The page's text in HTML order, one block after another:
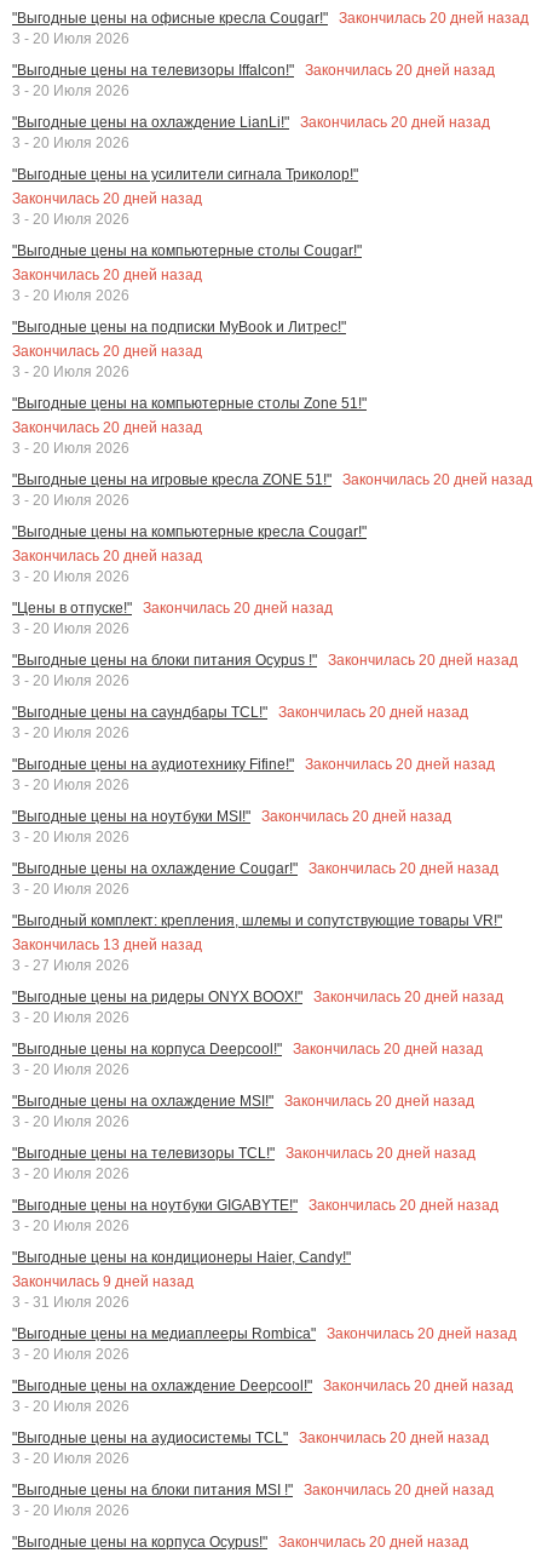
"Выгодные цены на офисные кресла Cougar!" Закончилась 20 дней назад
3 - 20 Июля 2026
"Выгодные цены на телевизоры Iffalcon!"
Закончилась 20 дней назад
3 - 20 Июля 2026
"Выгодные цены на охлаждение LianLi!"
Закончилась 20 дней назад
3 - 20 Июля 2026
"Выгодные цены на усилители сигнала Триколор!"
Закончилась 20 дней назад
3 - 20 Июля 2026
"Выгодные цены на компьютерные столы Cougar!"
Закончилась 20 дней назад
3 - 20 Июля 2026
"Выгодные цены на подписки MyBook и Литрес!"
Закончилась 20 дней назад
3 - 20 Июля 2026
"Выгодные цены на компьютерные столы Zone 51!"
Закончилась 20 дней назад
3 - 20 Июля 2026
"Выгодные цены на игровые кресла ZONE 51!"
Закончилась 20 дней назад
3 - 20 Июля 2026
"Выгодные цены на компьютерные кресла Cougar!"
Закончилась 20 дней назад
3 - 20 Июля 2026
"Цены в отпуске!"
Закончилась 20 дней назад
3 - 20 Июля 2026
"Выгодные цены на блоки питания Ocypus !"
Закончилась 20 дней назад
3 - 20 Июля 2026
"Выгодные цены на саундбары TCL!"
Закончилась 20 дней назад
3 - 20 Июля 2026
"Выгодные цены на аудиотехнику Fifine!"
Закончилась 20 дней назад
3 - 20 Июля 2026
"Выгодные цены на ноутбуки MSI!"
Закончилась 20 дней назад
3 - 20 Июля 2026
"Выгодные цены на охлаждение Cougar!"
Закончилась 20 дней назад
3 - 20 Июля 2026
"Выгодный комплект: крепления, шлемы и сопутствующие товары VR!"
Закончилась 13 дней назад
3 - 27 Июля 2026
"Выгодные цены на ридеры ONYX BOOX!"
Закончилась 20 дней назад
3 - 20 Июля 2026
"Выгодные цены на корпуса Deepcool!"
Закончилась 20 дней назад
3 - 20 Июля 2026
"Выгодные цены на охлаждение MSI!"
Закончилась 20 дней назад
3 - 20 Июля 2026
"Выгодные цены на телевизоры TCL!"
Закончилась 20 дней назад
3 - 20 Июля 2026
"Выгодные цены на ноутбуки GIGABYTE!"
Закончилась 20 дней назад
3 - 20 Июля 2026
"Выгодные цены на кондиционеры Haier, Candy!"
Закончилась 9 дней назад
3 - 31 Июля 2026
"Выгодные цены на медиаплееры Rombica"
Закончилась 20 дней назад
3 - 20 Июля 2026
"Выгодные цены на охлаждение Deepcool!"
Закончилась 20 дней назад
3 - 20 Июля 2026
"Выгодные цены на аудиосистемы TCL"
Закончилась 20 дней назад
3 - 20 Июля 2026
"Выгодные цены на блоки питания MSI !"
Закончилась 20 дней назад
3 - 20 Июля 2026
"Выгодные цены на корпуса Ocypus!"
Закончилась 20 дней назад